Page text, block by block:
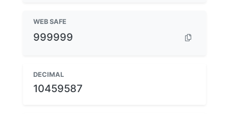
WEB SAFE
999999
DECIMAL
10459587